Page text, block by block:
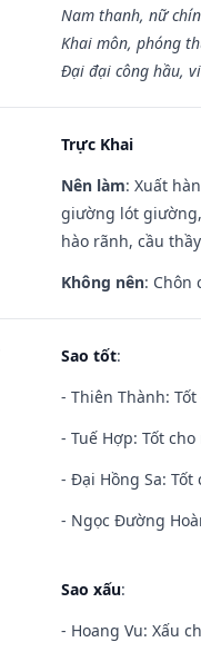
Nam thanh, nữ
Khai môn, phóng
Đại đại công hầu,
Trực Khai
Nên làm: Xuất
giường lót giường,
hào rãnh, cầu
Không nên: Chôn
Sao tốt:
- Thiên Thành:
- Tuế Hợp: Tốt cho
- Đại Hồng Sa: Tốt
- Ngọc Đường
Sao xấu:
- Hoang Vu: Xấu